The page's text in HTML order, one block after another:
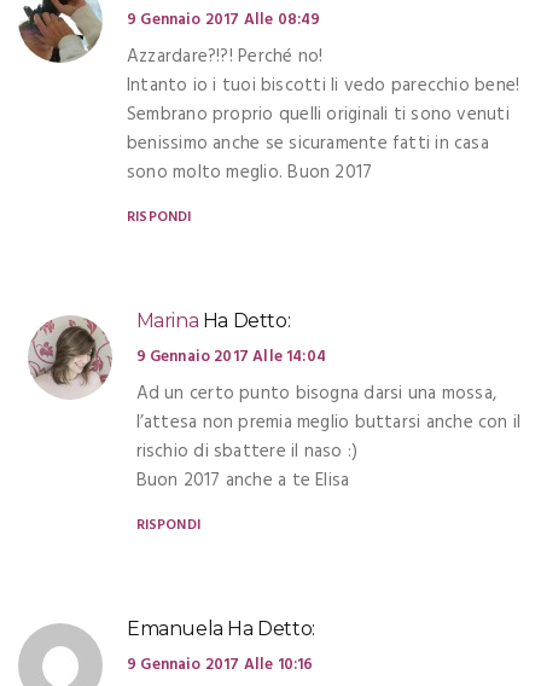
9 Gennaio 2017 Alle 08:49
Azzardare?!?! Perché no!
Intanto io i tuoi biscotti li vedo parecchio bene!
Sembrano proprio quelli originali ti sono venuti
benissimo anche se sicuramente fatti in casa
sono molto meglio. Buon 2017
RISPONDI
Marina Ha Detto:
9 Gennaio 2017 Alle 14:04
Ad un certo punto bisogna darsi una mossa,
l’attesa non premia meglio buttarsi anche con il
rischio di sbattere il naso :)
Buon 2017 anche a te Elisa
RISPONDI
Emanuela Ha Detto:
9 Gennaio 2017 Alle 10:16